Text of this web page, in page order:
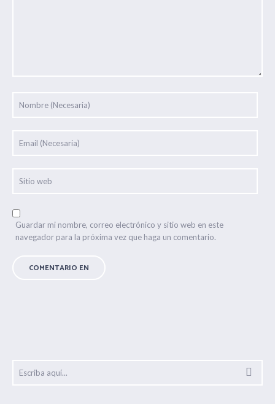
Guardar mi nombre, correo electrónico y sitio web en este
navegador para la próxima vez que haga un comentario.